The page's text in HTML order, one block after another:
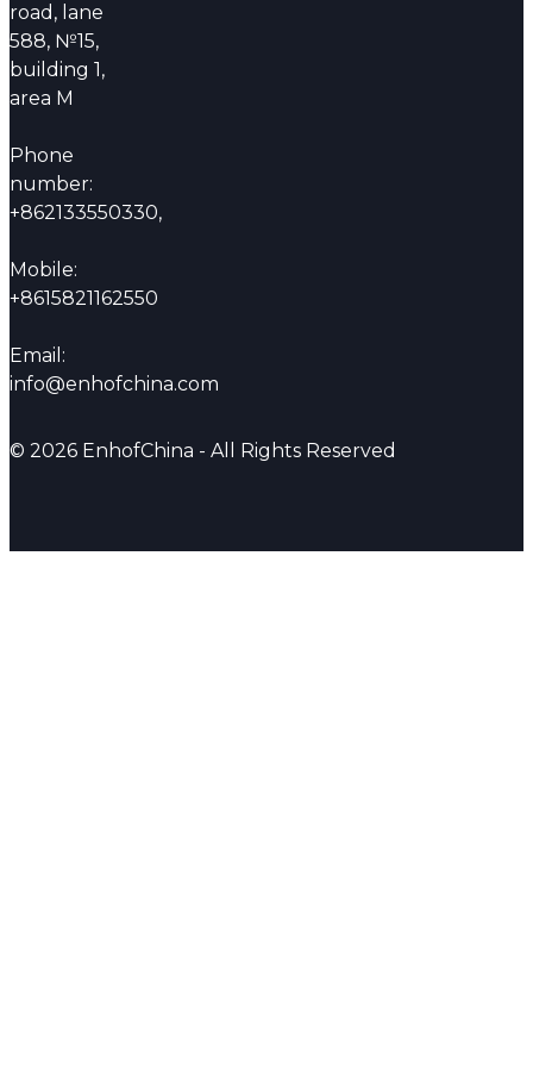
road, lane
588, №15,
building 1,
area M
Phone
number:
+862133550330,
Mobile:
+8615821162550
Email:
info@enhofchina.com
© 2026 EnhofChina - All Rights Reserved